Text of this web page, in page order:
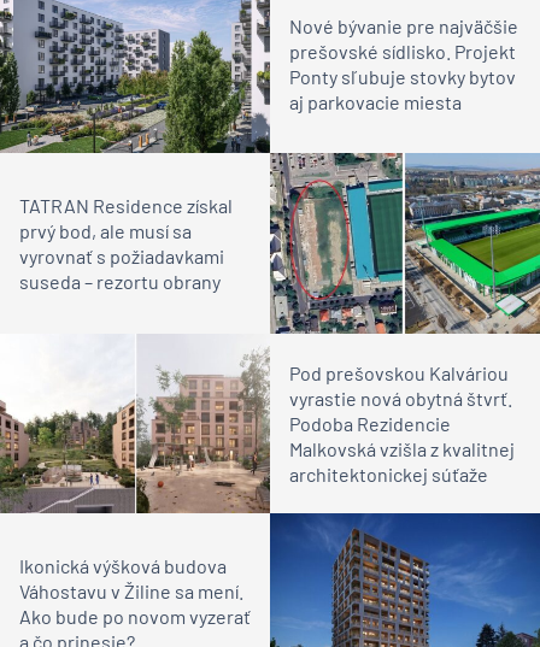
Nové bývanie pre najväčšie
prešovské sídlisko. Projekt
Ponty sľubuje stovky bytov
aj parkovacie miesta
TATRAN Residence získal
prvý bod, ale musí sa
vyrovnať s požiadavkami
suseda – rezortu obrany
Pod prešovskou Kalváriou
vyrastie nová obytná štvrť.
Podoba Rezidencie
Malkovská vzišla z kvalitnej
architektonickej súťaže
Ikonická výšková budova
Váhostavu v Žiline sa mení.
Ako bude po novom vyzerať
a čo prinesie?